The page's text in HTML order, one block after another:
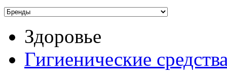
Здоровье
Гигиенические